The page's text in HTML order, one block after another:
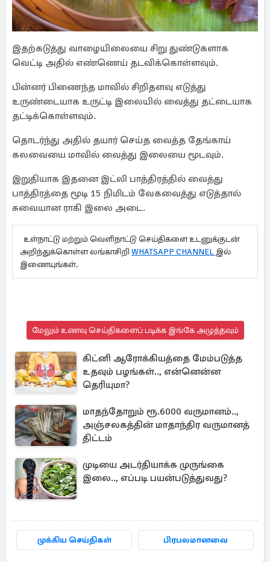
இதற்கடுத்து வாழையிலையை சிறு துண்டுகளாக
வெட்டி அதில் எண்ணெய் தடவிக்கொள்ளவும்.
பின்னர் பிணைந்த மாவில் சிறிதளவு எடுத்து
உருண்டையாக உருட்டி இலையில் வைத்து தட்டையாக
தட்டிக்கொள்ளவும்.
தொடர்ந்து அதில் தயார் செய்த வைத்த தேங்காய்
கலவையை மாவில் வைத்து இலையை மூடவும்.
இறுதியாக இதனை இட்லி பாத்திரத்தில் வைத்து
பாத்திரத்தை மூடி 15 நிமிடம் வேகவைத்து எடுத்தால்
சுவையான ராகி இலை அடை.
உள்நாட்டு மற்றும் வெளிநாட்டு செய்திகளை உடனுக்குடன்
அறிந்துக்கொள்ள லங்காசிறி WHATSAPP CHANNEL இல்
இணையுங்கள்.
மேலும் உணவு செய்திகளைப் படிக்க இங்கே அழுத்தவும்
கிட்னி ஆரோக்கியத்தை மேம்படுத்த
உதவும் பழங்கள்.., என்னென்ன
தெரியுமா?
மாதந்தோறும் ரூ.6000 வருமானம்..,
அஞ்சலகத்தின் மாதாந்திர வருமானத்
திட்டம்
முடியை அடர்தியாக்க முருங்கை
இலை.., எப்படி பயன்படுத்துவது?
முக்கிய செய்திகள் பிரபலமானவை